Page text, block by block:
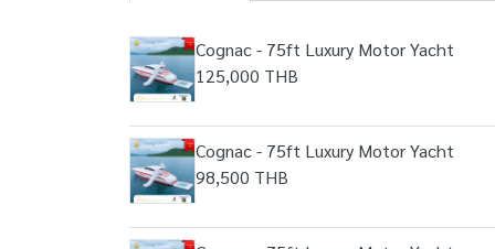
Cognac - 75ft Luxury Motor Yacht
125,000 THB
Cognac - 75ft Luxury Motor Yacht
98,500 THB